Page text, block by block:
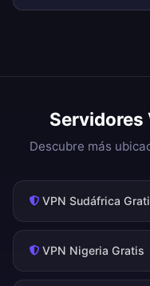
Servidores
Descubre más
VPN Sudáfrica
VPN Nigeria Gratis